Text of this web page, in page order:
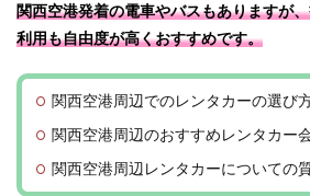
関西空港発着の電車やバスもありますが
利用も自由度が高くおすすめです。
関西空港周辺でのレンタカーの選び
関西空港周辺のおすすめレンタカー
関西空港周辺レンタカーについての